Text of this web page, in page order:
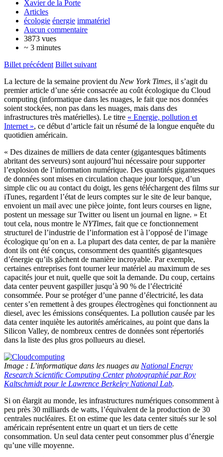
Xavier de la Porte
Articles
écologie énergie immatériel
Aucun commentaire
3873 vues
~ 3 minutes
Billet précédent Billet suivant
La lecture de la semaine provient du New York Times, il s’agit du
premier article d’une série consacrée au coût écologique du Cloud
computing (informatique dans les nuages, le fait que nos données
soient stockées, non pas dans les nuages, mais dans des
infrastructures très matérielles). Le titre « Energie, pollution et
Internet », ce début d’article fait un résumé de la longue enquête du
quotidien américain.
« Des dizaines de milliers de data center (gigantesques bâtiments
abritant des serveurs) sont aujourd’hui nécessaire pour supporter
l’explosion de l’information numérique. Des quantités gigantesques
de données sont mises en circulation chaque jour lorsque, d’un
simple clic ou au contact du doigt, les gens téléchargent des films sur
iTunes, regardent l’état de leurs comptes sur le site de leur banque,
envoient un mail avec une pièce jointe, font leurs courses en ligne,
postent un message sur Twitter ou lisent un journal en ligne. » Et
tout cela, nous montre le NYTimes, fait que ce fonctionnement
structurel de l’industrie de l’information est à l’opposé de l’image
écologique qu’on en a. La plupart des data center, de par la manière
dont ils ont été conçus, consomment des quantités gigantesques
d’énergie qu’ils gâchent de manière incroyable. Par exemple,
certaines entreprises font tourner leur matériel au maximum de ses
capacités jour et nuit, quelle que soit la demande. Du coup, certains
data center peuvent gaspiller jusqu’à 90 % de l’électricité
consommée. Pour se protéger d’une panne d’électricité, les data
center s’en remettent à des groupes électrogènes qui fonctionnent au
diesel, avec les émissions conséquentes. La pollution causée par les
data center inquiète les autorités américaines, au point que dans la
Silicon Valley, de nombreux centres de données sont répertoriés
dans la liste des plus gros pollueurs au diesel.
Image : L’informatique dans les nuages au National Energy
Research Scientific Computing Center photographié par Roy
Kaltschmidt pour le Lawrence Berkeley National Lab.
Si on élargit au monde, les infrastructures numériques consomment à
peu près 30 milliards de watts, l’équivalent de la production de 30
centrales nucléaires. Et on estime que les data center situés sur le sol
américain représentent entre un quart et un tiers de cette
consommation. Un seul data center peut consommer plus d’énergie
qu’une ville moyenne.